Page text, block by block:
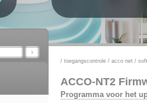
/ toegangscontrole / acco net /
ACCO-NT2
Programma voor het